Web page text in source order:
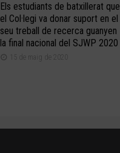
Els estudiants de batxillerat que
el Col·legi va donar suport en el
seu treball de recerca guanyen
la final nacional del SJWP 2020
15 de maig de 2020